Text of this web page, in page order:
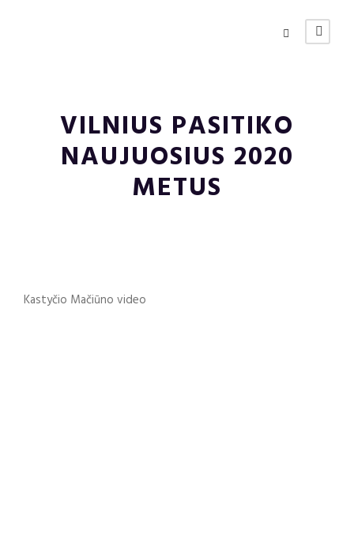
VILNIUS PASITIKO
NAUJUOSIUS 2020
METUS
Kastyčio Mačiūno video